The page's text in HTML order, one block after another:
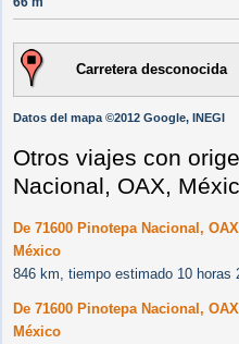
Carretera desconocida
Datos del mapa ©2012 Google, INEGI
Otros viajes con
Nacional, OAX,
De 71600 Pinotepa Nacional,
México
846 km, tiempo estimado 10 horas
De 71600 Pinotepa Nacional,
México